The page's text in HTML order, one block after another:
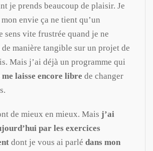
je prends beaucoup de plaisir. Je
envie ça ne tient qu’un
sens vite frustrée quand je ne
de manière tangible sur un projet de
Mais j’ai déjà un programme qui
me laisse encore libre de changer
de mieux en mieux. Mais j’ai
par les exercices
dont je vous ai parlé dans mon